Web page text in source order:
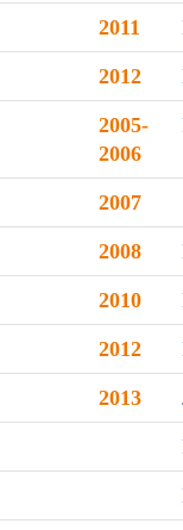
2011
2012
2005-
2006
2007
2008
2010
2012
2013